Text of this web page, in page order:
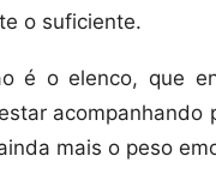
o suficiente.
é o elenco, que
acompanhando
mais o peso